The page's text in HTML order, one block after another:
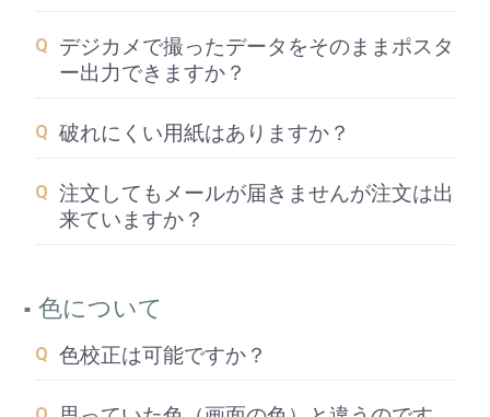
デジカメで撮ったデータをそのままポスタ
ー出力できますか？
破れにくい用紙はありますか？
注文してもメールが届きませんが注文は出
来ていますか？
色について
色校正は可能ですか？